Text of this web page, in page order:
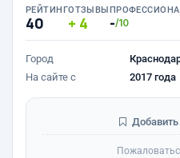
РЕЙТИНГ
40
ОТЗЫВЫ
4 -/10
Город
На сайте с
2017 года
Добавить